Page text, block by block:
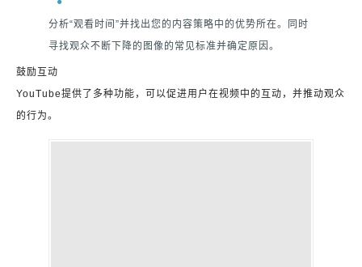
分析“观看时间”并找出您的内容策略中的优势所在。同时
寻找观众不断下降的图像的常见标准并确定原因。
鼓励互动
YouTube提供了多种功能，可以促进用户在视频中的互动，并推动观众
的行为。